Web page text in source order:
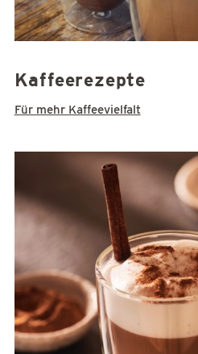
Kaffeerezepte
Für mehr Kaffeevielfalt